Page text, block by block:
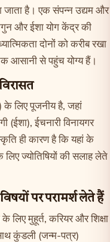
जाता है। एक संपन्न उद्यम और
और ईशा योग केंद्र की
दोनों को करीब रखा
आसानी से पहुंच योग्य हैं।
के लिए पूजनीय है, जहां
(ईशा), ईचनारी विनायगर
ही कारण है कि यहां के
ज्योतिषियों की सलाह लेते
पर परामर्श लेते हैं
लिए मुहूर्त, करियर और शिक्षा
कुंडली (जन्म-पत्र)